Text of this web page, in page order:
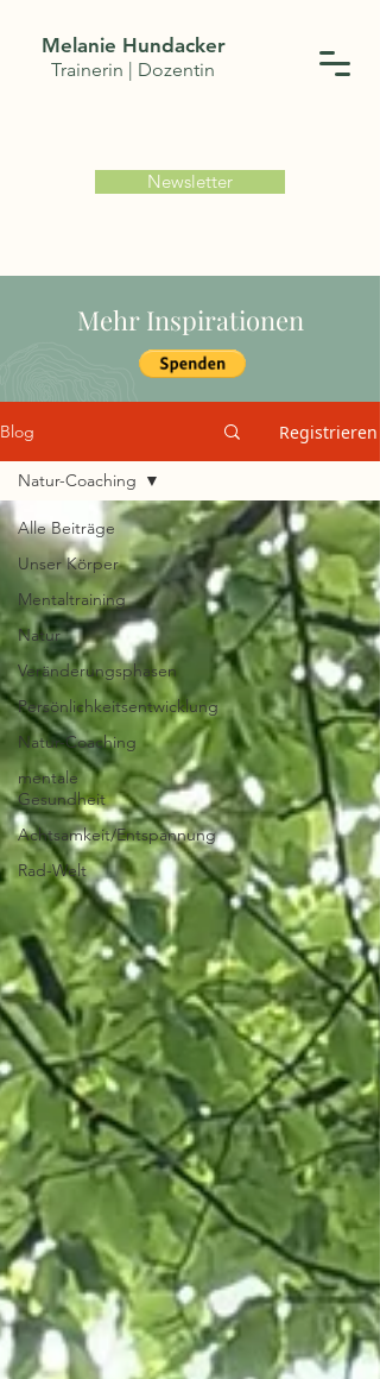
Melanie Hundacker
Trainerin | Dozentin
Newsletter
Mehr Inspirationen
Blog Registrieren
Alle Beiträge
Unser Körper
Mentaltraining
Natur
Veränderungsphasen
Persönlichkeitsentwicklung
Natur-Coaching
mentale
Gesundheit
Achtsamkeit/Entspannung
Rad-Welt
Natur-Coaching